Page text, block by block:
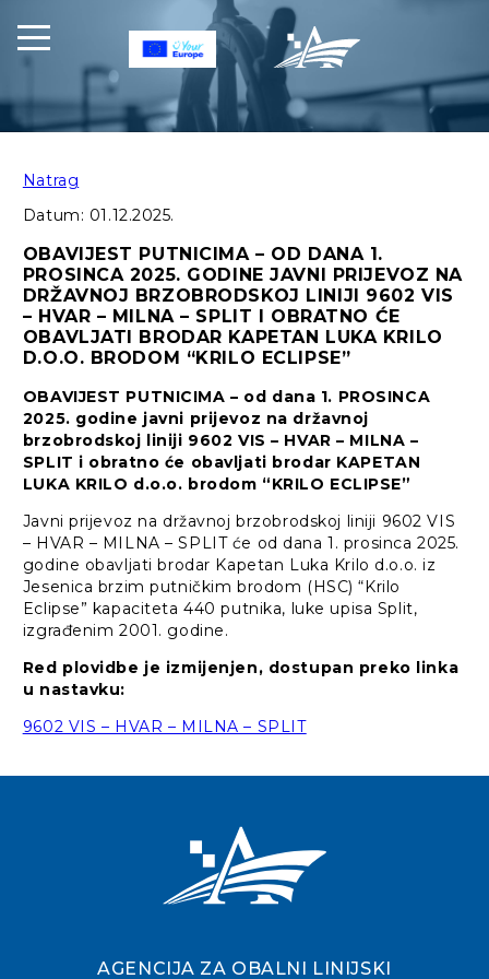
Natrag
Datum: 01.12.2025.
OBAVIJEST PUTNICIMA – OD DANA 1.
PROSINCA 2025. GODINE JAVNI PRIJEVOZ NA
DRŽAVNOJ BRZOBRODSKOJ LINIJI 9602 VIS
– HVAR – MILNA – SPLIT I OBRATNO ĆE
OBAVLJATI BRODAR KAPETAN LUKA KRILO
D.O.O. BRODOM “KRILO ECLIPSE”
OBAVIJEST PUTNICIMA – od dana 1. PROSINCA
2025. godine javni prijevoz na državnoj
brzobrodskoj liniji 9602 VIS – HVAR – MILNA –
SPLIT i obratno će obavljati brodar KAPETAN
LUKA KRILO d.o.o. brodom “KRILO ECLIPSE”
Javni prijevoz na državnoj brzobrodskoj liniji 9602 VIS
– HVAR – MILNA – SPLIT će od dana 1. prosinca 2025.
godine obavljati brodar Kapetan Luka Krilo d.o.o. iz
Jesenica brzim putničkim brodom (HSC) “Krilo
Eclipse” kapaciteta 440 putnika, luke upisa Split,
izgrađenim 2001. godine.
Red plovidbe je izmijenjen, dostupan preko linka
u nastavku:
9602 VIS – HVAR – MILNA – SPLIT
AGENCIJA ZA OBALNI LINIJSKI